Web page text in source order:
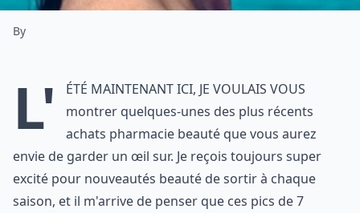
By
L'
été maintenant ici, je voulais vous
montrer quelques-unes des plus récents
achats pharmacie beauté que vous aurez
envie de garder un œil sur. Je reçois toujours super
excité pour nouveautés beauté de sortir à chaque
saison, et il m'arrive de penser que ces pics de 7